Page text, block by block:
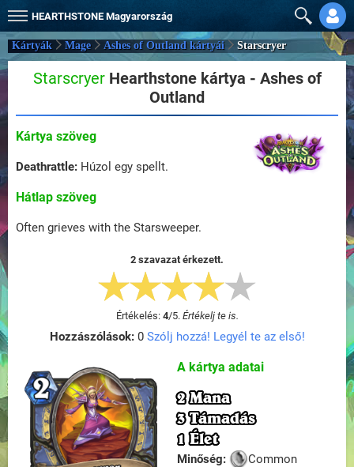
HEARTHSTONE Magyarország
Kártyák Mage Ashes of Outland kártyái Starscryer
StarscryerHearthstone kártya - Ashes of
Outland
Kártya szöveg
Deathrattle: Húzol egy spellt.
Hátlap szöveg
Often grieves with the Starsweeper.
2 szavazat érkezett.
Értékelés: 4/5. Értékelj te is.
Hozzászólások:0 Szólj hozzá! Legyél te az első!
A kártya adatai
2 Mana
3 Támadás
1 Élet
Minőség:
Common